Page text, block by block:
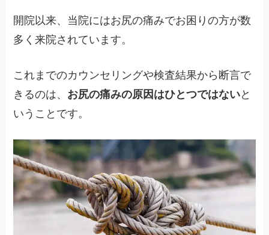
開院以来、当院にはお尻の痛みでお困りの方が数
多く来院されています。
これまでのカウンセリングや検査結果から断言で
きるのは、 お尻の痛みの原因はひとつではないと
いうことです。